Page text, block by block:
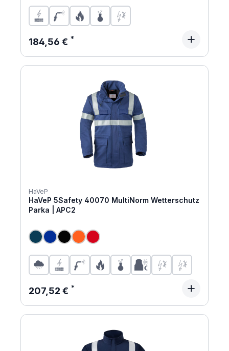
Regulärer Preis:
184,56 €
HaVeP
HaVeP 5Safety 40070 MultiNorm Wetterschutz
Parka | APC2
Regulärer Preis:
207,52 €